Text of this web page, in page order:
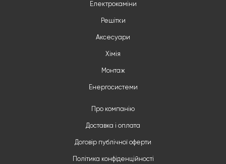
Електрокаміни
Решітки
Аксесуари
Хімія
Монтаж
Енергосистеми
Про компанію
Доставка і оплата
Договір публічної оферти
Політика конфіденційності